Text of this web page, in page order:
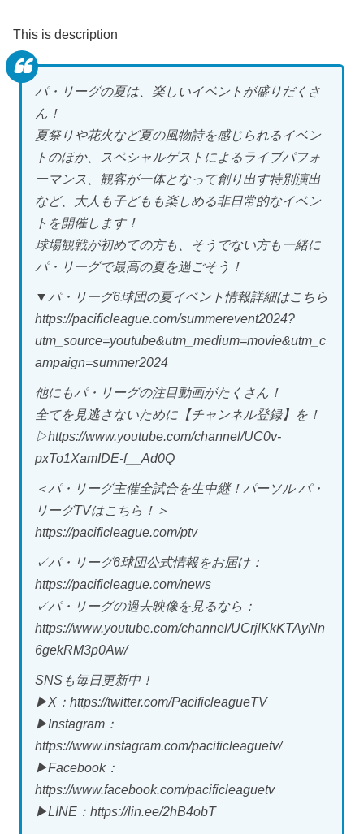
This is description
パ・リーグの夏は、楽しいイベントが盛りだくさ
ん！
夏祭りや花火など夏の風物詩を感じられるイベン
トのほか、スペシャルゲストによるライブパフォ
ーマンス、観客が一体となって創り出す特別演出
など、大人も子どもも楽しめる非日常的なイベン
トを開催します！
球場観戦が初めての方も、そうでない方も一緒に
パ・リーグで最高の夏を過ごそう！
▼パ・リーグ6球団の夏イベント情報詳細はこちら
https://pacificleague.com/summerevent2024?
utm_source=youtube&utm_medium=movie&utm_c
ampaign=summer2024
他にもパ・リーグの注目動画がたくさん！
全てを見逃さないために【チャンネル登録】を！
▷https://www.youtube.com/channel/UC0v-
pxTo1XamIDE-f__Ad0Q
＜パ・リーグ主催全試合を生中継！パーソル パ・
リーグTVはこちら！＞
https://pacificleague.com/ptv
✓パ・リーグ6球団公式情報をお届け：
https://pacificleague.com/news
✓パ・リーグの過去映像を見るなら：
https://www.youtube.com/channel/UCrjlKkKTAyNn
6gekRM3p0Aw/
SNSも毎日更新中！
▶X：https://twitter.com/PacificleagueTV
▶Instagram：
https://www.instagram.com/pacificleaguetv/
▶Facebook：
https://www.facebook.com/pacificleaguetv
▶LINE：https://lin.ee/2hB4obT